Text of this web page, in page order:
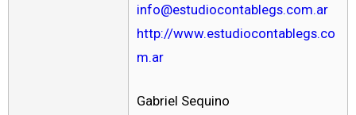
info@estudiocontablegs.com.ar
http://www.estudiocontablegs.co
m.ar
Gabriel Sequino